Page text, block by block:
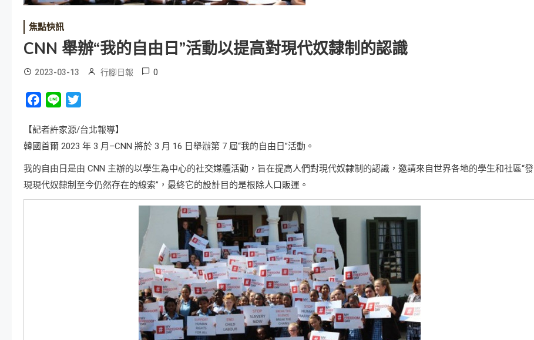
焦點快訊
CNN 舉辦“我的自由日”活動以提高對現代奴隸制的認識
2023-03-13 行腳日報 0
Facebook
Line
【記者許家源/台北報導】
韓國首爾 2023 年 3 月–CNN 將於 3 月 16 日舉辦第 7 屆“我的自由日”活動。
我的自由日是由 CNN 主辦的以學生為中心的社交媒體活動，旨在提高人們對現代奴隸制的認識，邀請來自世界各地的學生和社區“發
現現代奴隸制至今仍然存在的線索”，最終它的設計目的是根除人口販運。